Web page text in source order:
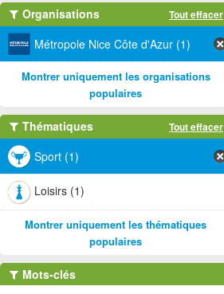
Organisations Tout effacer
Métropole Nice Côte d'Azur (1)
Montrer uniquement les organisations
populaires
Thématiques Tout effacer
Sport (1)
Loisirs (1)
Montrer uniquement les thématiques
populaires
Mots-clés